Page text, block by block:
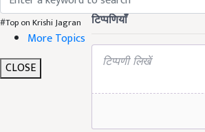
#Top on Krishi Jagran
More Topics
CLOSE